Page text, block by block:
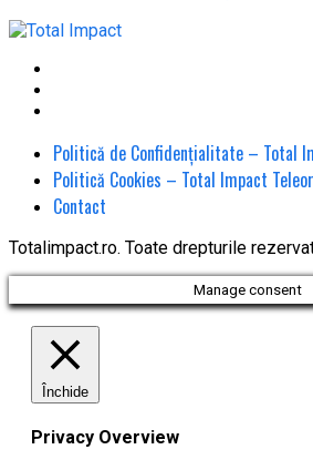
Politică de Confidențialitate – Total
Politică Cookies – Total Impact
Contact
Totalimpact.ro. Toate drepturile
Manage consent
Închide
Privacy Overview